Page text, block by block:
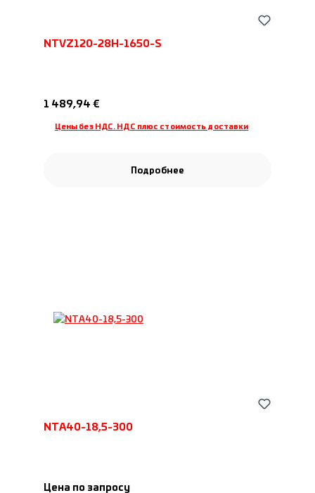
NTVZ120-28H-1650-S
Обычная цена:
1 489,94 €
Цены без НДС. НДС плюс стоимость доставки
Подробнее
NTA40-18,5-300
Цена по запросу